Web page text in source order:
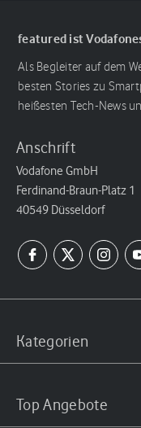
featured ist
Als Begleiter auf dem
besten Stories zu
heißesten Tech-News
Anschrift
Vodafone GmbH
Ferdinand-Braun-Platz 1
40549 Düsseldorf
Kategorien
Top Angebote